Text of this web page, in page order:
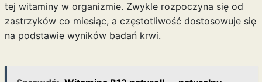
tej witaminy w organizmie. Zwykle rozpoczyna się od
zastrzyków co miesiąc, a częstotliwość dostosowuje się
na podstawie wyników badań krwi.